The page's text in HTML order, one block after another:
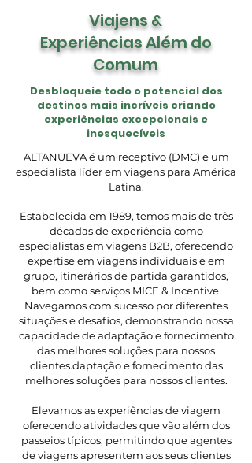
Viajens &
Experiências Além do
Comum
Desbloqueie todo o potencial dos
destinos mais incríveis criando
experiências excepcionais e
inesquecíveis
ALTANUEVA é um receptivo (DMC) e um
especialista líder em viagens para América
Latina.
Estabelecida em 1989, temos mais de três
décadas de experiência como
especialistas em viagens B2B, oferecendo
expertise em viagens individuais e em
grupo, itinerários de partida garantidos,
bem como serviços MICE & Incentive.
Navegamos com sucesso por diferentes
situações e desafios, demonstrando nossa
capacidade de adaptação e fornecimento
das melhores soluções para nossos
clientes.daptação e fornecimento das
melhores soluções para nossos clientes.
Elevamos as experiências de viagem
oferecendo atividades que vão além dos
passeios típicos, permitindo que agentes
de viagens apresentem aos seus clientes